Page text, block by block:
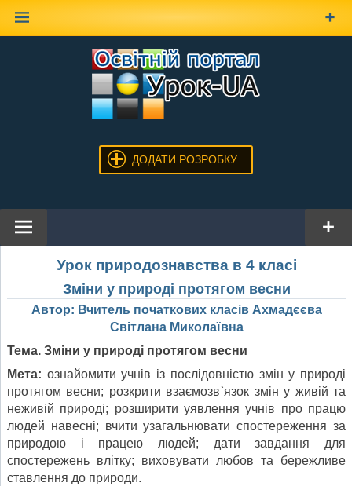
ДОДАТИ РОЗРОБКУ
Урок природознавства в 4 класі
Зміни у природі протягом весни
Автор: Вчитель початкових класів Ахмадєєва
Світлана Миколаївна
Тема. Зміни у природі протягом весни
Мета: ознайомити учнів із послідовністю змін у природі
протягом весни; розкрити взаємозв`язок змін у живій та
неживій природі; розширити уявлення учнів про працю
людей навесні; вчити узагальнювати спостереження за
природою і працею людей; дати завдання для
спостережень влітку; виховувати любов та бережливе
ставлення до природи.